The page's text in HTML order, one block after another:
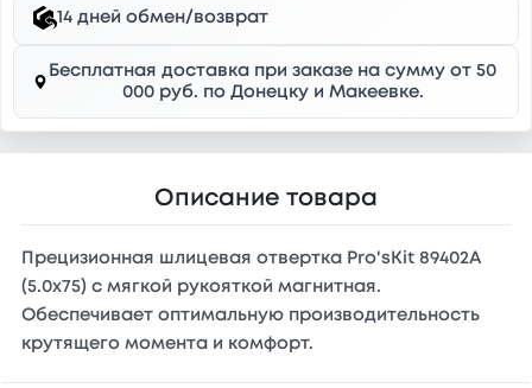
14 дней обмен/возврат
Бесплатная доставка при заказе на сумму от 50
000 руб. по Донецку и Макеевке.
Описание товара
Прецизионная шлицевая отвертка Pro'sKit 89402A
(5.0х75) с мягкой рукояткой магнитная.
Обеспечивает оптимальную производительность
крутящего момента и комфорт.